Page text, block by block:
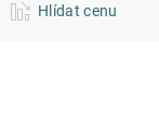
Hlídat cenu